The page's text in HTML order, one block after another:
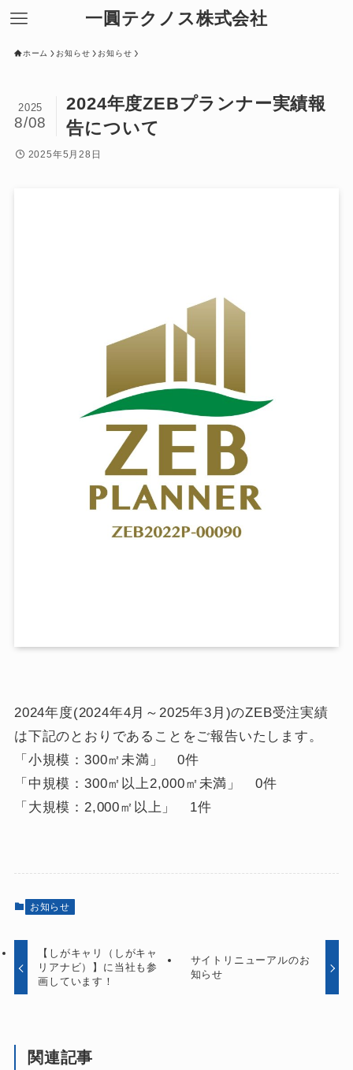
一圓テクノス株式会社
ホーム お知らせ お知らせ
2024年度ZEBプランナー実績報
告について
2025
8/08
2025年5月28日
2024年度(2024年4月～2025年3月)のZEB受注実績
は下記のとおりであることをご報告いたします。
「小規模：300㎡未満」 0件
「中規模：300㎡以上2,000㎡未満」 0件
「大規模：2,000㎡以上」 1件
お知らせ
【しがキャリ（しがキャ
リアナビ）】に当社も参
画しています！
サイトリニューアルのお
知らせ
関連記事